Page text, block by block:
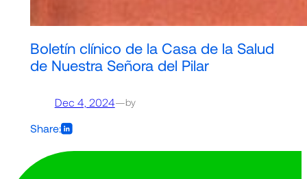
Boletín clínico de la Casa de la Salud
de Nuestra Señora del Pilar
Dec 4, 2024—by
Share: